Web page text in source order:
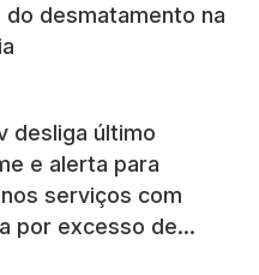
do desmatamento na
desliga último
e alerta para
serviços com
por excesso de